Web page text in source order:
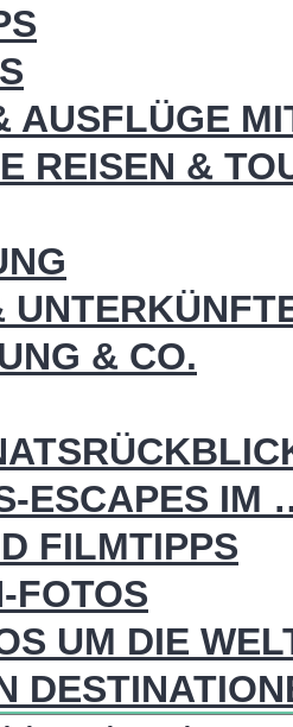
AUSFLÜGE
REISEN &
& CO.
ESCAPES IM
FILMTIPPS
FOTOS
UM DIE